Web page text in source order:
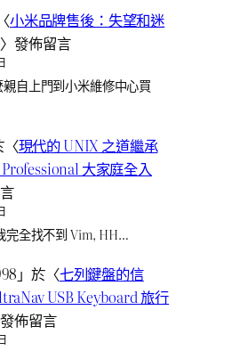
小米品牌售後：失望和迷
〉發佈留言
自上門到小米維修中心買
〈現代的 UNIX 之道繼承
大家庭全入
完全找不到 Vim, HH…
」於〈七列鍵盤的信
USB Keyboard 旅行
佈留言